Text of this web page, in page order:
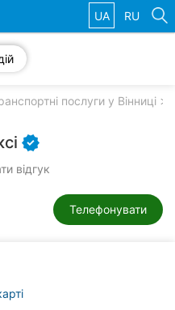
UA RU
послуги у Вінниці
відгук
Телефонувати